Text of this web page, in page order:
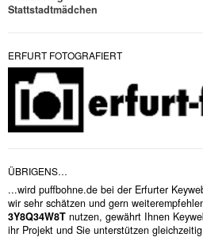
Stattstadtmädchen
ERFURT FOTOGRAFIERT
ÜBRIGENS…
...wird puffbohne.de bei der Erfurter
wir sehr schätzen und gern
3Y8Q34W8T nutzen, gewährt Ihnen
ihr Projekt und Sie unterstützen